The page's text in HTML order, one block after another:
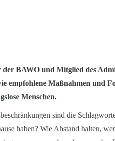
BAWO und Mitglied des
empfohlene Maßnahmen und
Menschen.
sind die
haben? Wie Abstand halten,